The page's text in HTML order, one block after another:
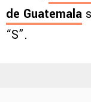
de Guatemala
“S”.